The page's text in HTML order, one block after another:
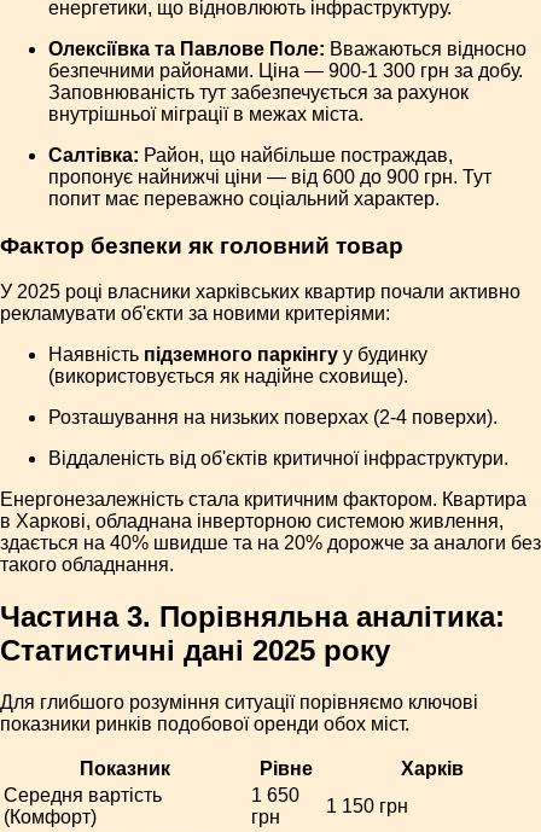
енергетики, що відновлюють інфраструктуру.
Олексіївка та Павлове Поле: Вважаються відносно
безпечними районами. Ціна — 900-1 300 грн за добу.
Заповнюваність тут забезпечується за рахунок
внутрішньої міграції в межах міста.
Салтівка: Район, що найбільше постраждав,
пропонує найнижчі ціни — від 600 до 900 грн. Тут
попит має переважно соціальний характер.
Фактор безпеки як головний товар
У 2025 році власники харківських квартир почали активно
рекламувати об'єкти за новими критеріями:
Наявність підземного паркінгу у будинку
(використовується як надійне сховище).
Розташування на низьких поверхах (2-4 поверхи).
Віддаленість від об'єктів критичної інфраструктури.
Енергонезалежність стала критичним фактором. Квартира
в Харкові, обладнана інверторною системою живлення,
здається на 40% швидше та на 20% дорожче за аналоги без
такого обладнання.
Частина 3. Порівняльна аналітика:
Статистичні дані 2025 року
Для глибшого розуміння ситуації порівняємо ключові
показники ринків подобової оренди обох міст.
Показник Рівне
Харків
Середня вартість
(Комфорт)
1 650
грн
1 150 грн